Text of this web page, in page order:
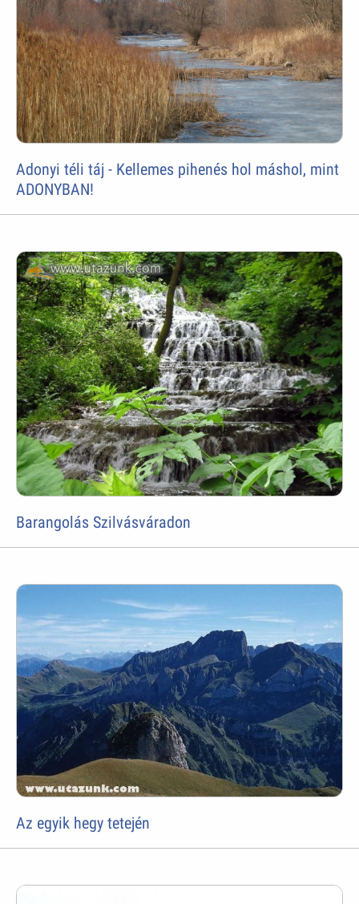
Adonyi téli táj - Kellemes pihenés hol máshol, mint
ADONYBAN!
Barangolás Szilvásváradon
Az egyik hegy tetején